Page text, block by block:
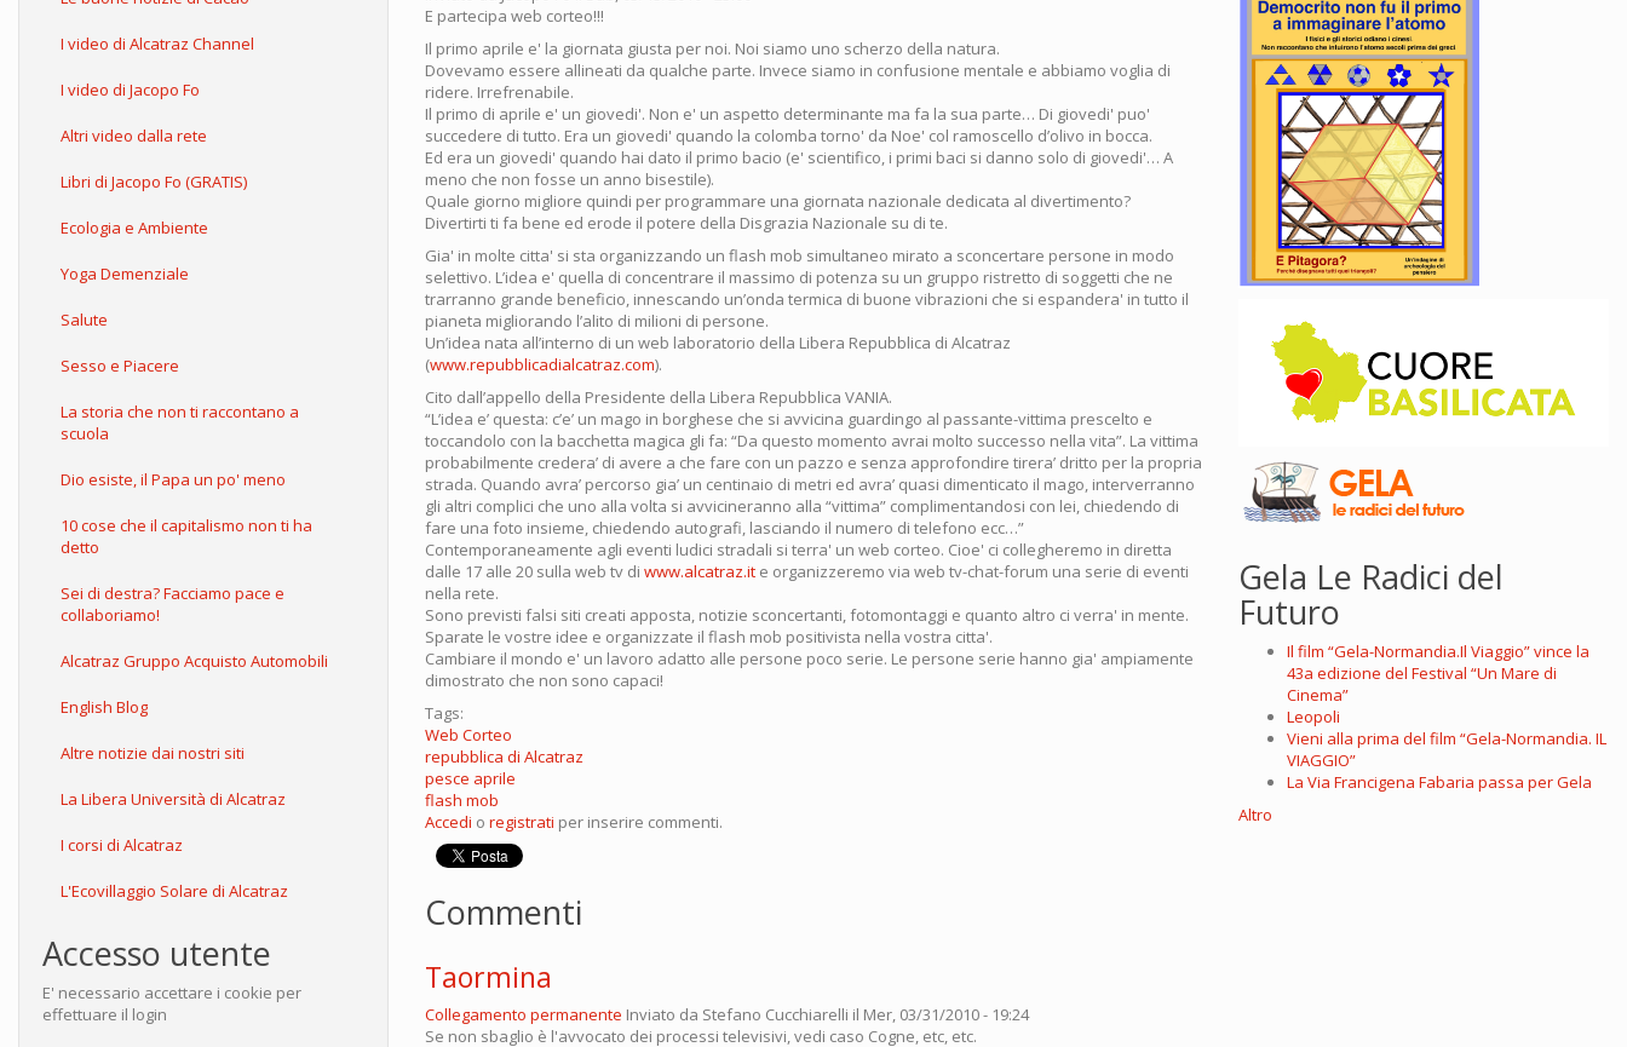
I video di Alcatraz Channel
I video di Jacopo Fo
Altri video dalla rete
Libri di Jacopo Fo (GRATIS)
Ecologia e Ambiente
Yoga Demenziale
Salute
Sesso e Piacere
La storia che non ti raccontano a
scuola
Dio esiste, il Papa un po' meno
10 cose che il capitalismo non ti ha
detto
Sei di destra? Facciamo pace e
collaboriamo!
Alcatraz Gruppo Acquisto Automobili
English Blog
Altre notizie dai nostri siti
La Libera Università di Alcatraz
I corsi di Alcatraz
L'Ecovillaggio Solare di Alcatraz
Accesso utente
E' necessario accettare i cookie per
effettuare il login
E partecipa web corteo!!!
Il primo aprile e' la giornata giusta per noi. Noi siamo uno scherzo della natura.
Dovevamo essere allineati da qualche parte. Invece siamo in confusione mentale e abbiamo voglia di
ridere. Irrefrenabile.
Il primo di aprile e' un giovedi'. Non e' un aspetto determinante ma fa la sua parte… Di giovedi' puo'
succedere di tutto. Era un giovedi' quando la colomba torno' da Noe' col ramoscello d’olivo in bocca.
Ed era un giovedi' quando hai dato il primo bacio (e' scientifico, i primi baci si danno solo di giovedi'… A
meno che non fosse un anno bisestile).
Quale giorno migliore quindi per programmare una giornata nazionale dedicata al divertimento?
Divertirti ti fa bene ed erode il potere della Disgrazia Nazionale su di te.
Gia' in molte citta' si sta organizzando un flash mob simultaneo mirato a sconcertare persone in modo
selettivo. L’idea e' quella di concentrare il massimo di potenza su un gruppo ristretto di soggetti che ne
trarranno grande beneficio, innescando un’onda termica di buone vibrazioni che si espandera' in tutto il
pianeta migliorando l’alito di milioni di persone.
Un’idea nata all’interno di un web laboratorio della Libera Repubblica di Alcatraz
(www.repubblicadialcatraz.com).
Cito dall’appello della Presidente della Libera Repubblica VANIA.
“L’idea e’ questa: c’e’ un mago in borghese che si avvicina guardingo al passante-vittima prescelto e
toccandolo con la bacchetta magica gli fa: “Da questo momento avrai molto successo nella vita”. La vittima
probabilmente credera’ di avere a che fare con un pazzo e senza approfondire tirera’ dritto per la propria
strada. Quando avra’ percorso gia’ un centinaio di metri ed avra’ quasi dimenticato il mago, interverranno
gli altri complici che uno alla volta si avvicineranno alla “vittima” complimentandosi con lei, chiedendo di
fare una foto insieme, chiedendo autografi, lasciando il numero di telefono ecc…”
Contemporaneamente agli eventi ludici stradali si terra' un web corteo. Cioe' ci collegheremo in diretta
dalle 17 alle 20 sulla web tv di www.alcatraz.it e organizzeremo via web tv-chat-forum una serie di eventi
nella rete.
Sono previsti falsi siti creati apposta, notizie sconcertanti, fotomontaggi e quanto altro ci verra' in mente.
Sparate le vostre idee e organizzate il flash mob positivista nella vostra citta'.
Cambiare il mondo e' un lavoro adatto alle persone poco serie. Le persone serie hanno gia' ampiamente
dimostrato che non sono capaci!
Tags:
Web Corteo
repubblica di Alcatraz
pesce aprile
flash mob
Accedi o registrati per inserire commenti.
Commenti
Taormina
Collegamento permanente Inviato da Stefano Cucchiarelli il Mer, 03/31/2010 - 19:24
Se non sbaglio è l'avvocato dei processi televisivi, vedi caso Cogne, etc, etc.
Gela Le Radici del
Futuro
Il film “Gela-Normandia.Il Viaggio” vince la
43a edizione del Festival “Un Mare di
Cinema”
Leopoli
Vieni alla prima del film “Gela-Normandia. IL
VIAGGIO”
La Via Francigena Fabaria passa per Gela
Altro